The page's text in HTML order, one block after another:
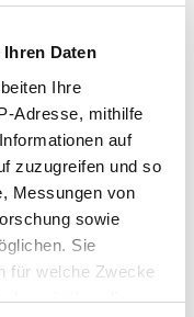
Daten
Ihre
Adresse, mithilfe
auf
zuzugreifen und so
Messungen von
sowie
Sie
für welche Zwecke
über die